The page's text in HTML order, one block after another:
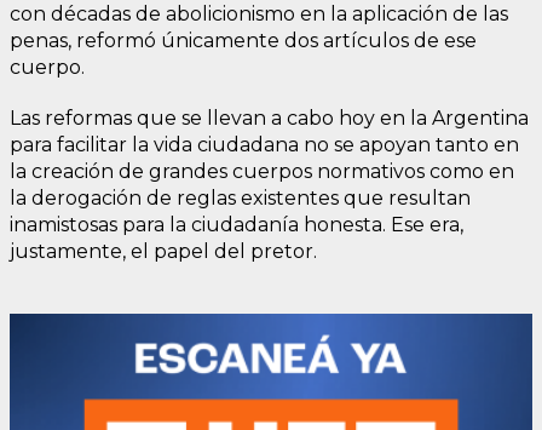
con décadas de abolicionismo en la aplicación de las
penas, reformó únicamente dos artículos de ese
cuerpo.
Las reformas que se llevan a cabo hoy en la Argentina
para facilitar la vida ciudadana no se apoyan tanto en
la creación de grandes cuerpos normativos como en
la derogación de reglas existentes que resultan
inamistosas para la ciudadanía honesta. Ese era,
justamente, el papel del pretor.